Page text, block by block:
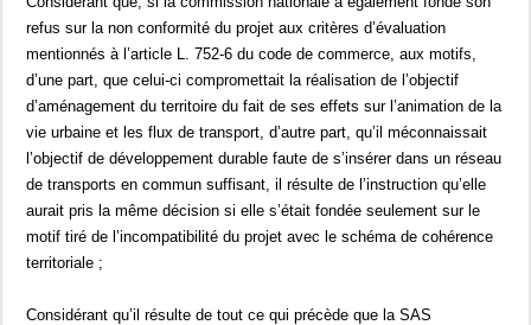
refus sur la non conformité du projet aux critères d’évaluation
mentionnés à l’article L. 752-6 du code de commerce, aux motifs,
d’une part, que celui-ci compromettait la réalisation de l’objectif
d’aménagement du territoire du fait de ses effets sur l’animation de la
vie urbaine et les flux de transport, d’autre part, qu’il méconnaissait
l’objectif de développement durable faute de s’insérer dans un réseau
de transports en commun suffisant, il résulte de l’instruction qu’elle
aurait pris la même décision si elle s’était fondée seulement sur le
motif tiré de l’incompatibilité du projet avec le schéma de cohérence
territoriale ;
Considérant qu’il résulte de tout ce qui précède que la SAS